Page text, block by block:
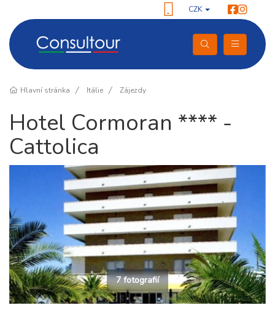
CZK
Hlavní stránka Itálie Zájezdy
Hotel Cormoran **** -
Cattolica
7 fotografií